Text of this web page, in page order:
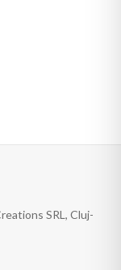
SRL, Cluj-